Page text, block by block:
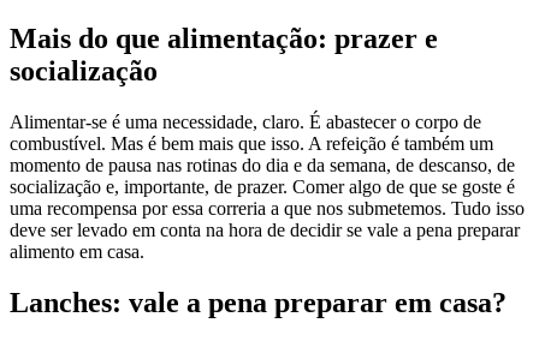
Mais do que alimentação: prazer e
socialização
Alimentar-se é uma necessidade, claro. É abastecer o corpo de
combustível. Mas é bem mais que isso. A refeição é também um
momento de pausa nas rotinas do dia e da semana, de descanso, de
socialização e, importante, de prazer. Comer algo de que se goste é
uma recompensa por essa correria a que nos submetemos. Tudo isso
deve ser levado em conta na hora de decidir se vale a pena preparar
alimento em casa.
Lanches: vale a pena preparar em casa?